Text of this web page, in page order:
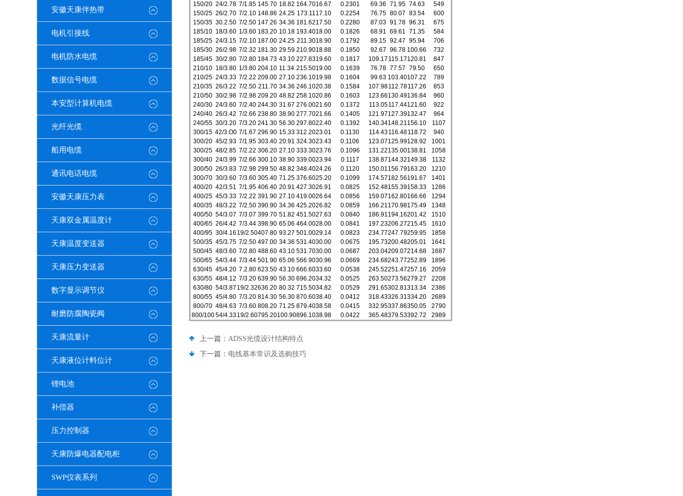
安徽天康伴热带
电机引接线
电机防水电缆
数据信号电缆
本安型计算机电缆
光纤光缆
船用电缆
通讯电话电缆
安徽天康压力表
天康双金属温度计
天康温度变送器
天康压力变送器
数字显示调节仪
耐磨防腐陶瓷阀
天康流量计
天康液位计料位计
锂电池
补偿器
压力控制器
天康防爆电器配电柜
SWP仪表系列
150/20 24/2.78 7/1.85 145.70 18.82 164.7016.67 0.2301 69.36 71.95 74.63
549
150/25 26/2.70 7/2.10 148.86 24.25 173.1117.10 0.2254 76.75 80.07 83.54
600
150/35 30.2.50 7/2.50 147.26 34.36 181.6217.50 0.2280 87.03 91.78 96.31
675
185/10 18/3.60 1/3.60 183.20 10.18 193.4018.00 0.1826 68.91 69.61 71.35
584
185/25 24/3.15 7/2.10 187.00 24.25 211.3018.90 0.1792 89.15 92.47 95.94
706
185/30 26/2.98 7/2.32 181.30 29.59 210.9018.88 0.1850 92.67 96.78 100.66
732
185/45 30/2.80 7/2.80 184.73 43.10 227.8319.60 0.1817 109.17 115.17120.81
847
210/10 18/3.80 1/3.80 204.10 11.34 215.5019.00 0.1639 76.78 77.57 79.50
650
210/25 24/3.33 7/2.22 209.00 27.10 236.1019.98 0.1604 99.63 103.40107.22
789
210/35 26/3.22 7/2.50 211.70 34.36 246.1020.38 0.1584 107.98112.78117.26
853
210/50 30/2.98 7/2.98 209.20 48.82 258.1020.86 0.1603 123.66130.49136.84
960
240/30 24/3.60 7/2.40 244.30 31.67 276.0021.60 0.1372 113.05117.44121.60
922
240/40 26/3.42 7/2.66 238.80 38.90 277.7021.66 0.1405 121.97127.39132.47
964
240/55 30/3.20 7/3.20 241.30 56.30 297.8022.40 0.1392 140.34148.21156.10
1107
300/15 42/3.O0 7/1.67 296.90 15.33 312.2023.01 0.1130 114.43116.48118.72
940
300/20 45/2.93 7/1.95 303.40 20.91 324.3023.43 0.1106 123.07125.99128.92
1001
300/25 48/2.85 7/2.22 306.20 27.10 333.3023.76 0.1096 131.22135.00138.81
1058
300/40 24/3.99 7/2.66 300.10 38.90 339.0023.94 0.1117 138.87144.32149.38
1132
300/50 26/3.83 7/2.98 299.50 48.82 348.4024.26 0.1120 150.01156.79163.20
1210
300/70 30/3.60 7/3.60 305.40 71.25 376.6025.20 0.1099 174.57182.56191.67
1401
400/20 42/3.51 7/1.95 406.40 20.91 427.3026.91 0.0825 152.48155.39158.33
1286
400/25 45/3.33 7/2.22 391.90 27.10 419.0026.64 0.0856 159.07162.80166.66
1294
400/35 48/3.22 7/2.50 390.90 34.36 425.2026.82 0.0859 166.21170.98175.49
1348
400/50 54/3.07 7/3.07 399.70 51.82 451.5027.63 0.0840 186.91194.16201.42
1510
400/65 26/4.42 7/3.44 398.90 65.06 464.0028.00 0.0841 197.23206.27215.45
1610
400/95 30/4.16 19/2.50407.80 93.27 501.0029.14 0.0823 234.77247.79259.95
1858
500/35 45/3.75 7/2.50 497.00 34.36 531.4030.00 0.0675 195.73200.48205.01
1641
500/45 48/3.60 7/2.80 488.60 43.10 531.7030.00 0.0687 203.04209.07214.68
1687
500/65 54/3.44 7/3.44 501.90 65.06 566.9030.96 0.0669 234.68243.77252.89
1896
630/45 45/4.20 7.2.80 623.50 43.10 666.6033.60 0.0538 245.52251.47257.16
2059
630/55 48/4.12 7/3.20 639.90 56.30 696.2034.32 0.0525 263.50273.56279.27
2208
630/80 54/3.87 19/2.32636.20 80.32 715.5034.82 0.0529 291.65302.81313.34
2386
800/55 45/4.80 7/3.20 814.30 56.30 870.6038.40 0.0412 318.43326.31334.20
2689
800/70 48/4.63 7/3.60 808.20 71.25 879.4038.58 0.0415 332.95337.86350.05
2790
800/10054/4.3319/2.60795.20100.90896.1038.98 0.0422 365.48379.53392.72 2989
上一篇： ADSS光缆设计结构特点
下一篇： 电线基本常识及选购技巧